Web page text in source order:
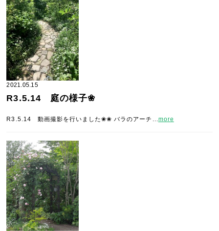
2021.05.15
R3.5.14 庭の様子❀
R3.5.14 動画撮影を行いました❀❀ バラのアーチ...more